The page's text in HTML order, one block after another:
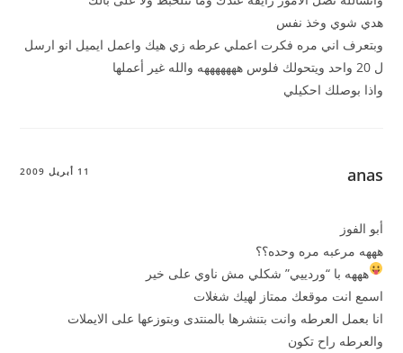
هدي شوي وخذ نفس
وبتعرف اني مره فكرت اعملي عرطه زي هيك واعمل ايميل انو ارسل
ل 20 واحد ويتحولك فلوس هههههههه والله غير أعملها
واذا بوصلك احكيلي
anas 11 أبريل 2009
أبو الفوز
هههه مرعبه مره وحده؟؟
هههه با “وردييي” شكلي مش ناوي على خير
اسمع انت موقعك ممتاز لهيك شغلات
انا بعمل العرطه وانت بتنشرها بالمنتدى وبتوزعها على الايملات
والعرطه راح تكون